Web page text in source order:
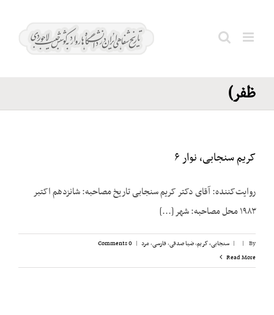
حسین
ظفر)
کریم سنجابی، نوار ۶
روایت‌‌کننده: آقای دکتر کریم سنجابی تاریخ مصاحبه: شانزدهم اکتبر
۱۹۸۳ محل مصاحبه: شهر [...]
By
|
| سنجابی، کریم,ضیا صدقی,فارسی,مرد |
0 Comments
Read More